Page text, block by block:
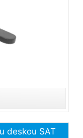
deskou SAT